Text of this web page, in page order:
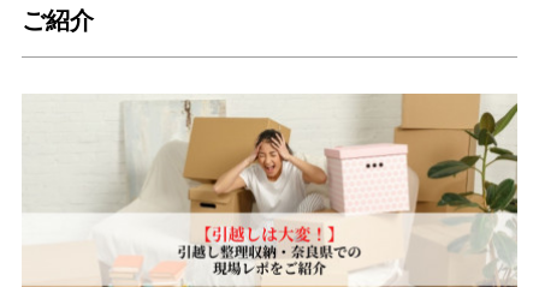
ご紹介